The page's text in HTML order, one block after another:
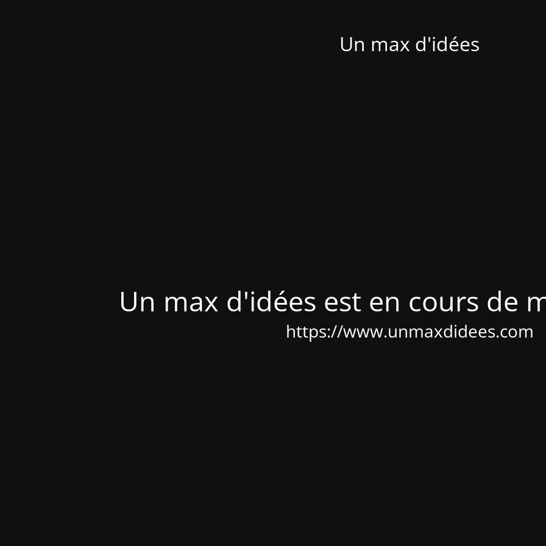
Un max d'idées
Un max d'idées est en cours de
https://www.unmaxdidees.com